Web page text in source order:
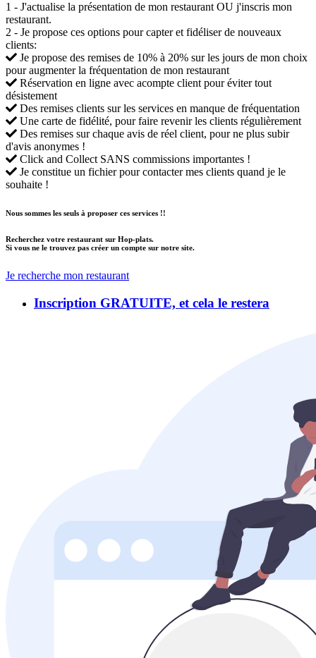
1 - J'actualise la présentation de mon restaurant OU j'inscris mon
restaurant.
2 - Je propose ces options pour capter et fidéliser de nouveaux
clients:
Je propose des remises de 10% à 20% sur les jours de mon choix
pour augmenter la fréquentation de mon restaurant
Réservation en ligne avec acompte client pour éviter tout
désistement
Des remises clients sur les services en manque de fréquentation
Une carte de fidélité, pour faire revenir les clients régulièrement
Des remises sur chaque avis de réel client, pour ne plus subir
d'avis anonymes !
Click and Collect SANS commissions importantes !
Je constitue un fichier pour contacter mes clients quand je le
souhaite !
Nous sommes les seuls à proposer ces services !!
Recherchez votre restaurant sur Hop-plats.
Si vous ne le trouvez pas créer un compte sur notre site.
Je recherche mon restaurant
Inscription GRATUITE, et cela le restera